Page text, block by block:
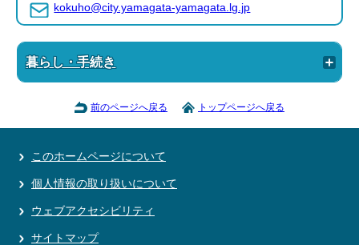
kokuho@city.yamagata-yamagata.lg.jp
暮らし・手続き
前のページへ戻る トップページへ戻る
このホームページについて
個人情報の取り扱いについて
ウェブアクセシビリティ
サイトマップ